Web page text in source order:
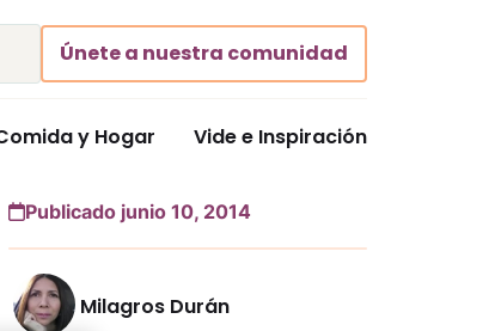
Únete a nuestra comunidad
y Hogar Vide e Inspiración
Publicado junio 10, 2014
Milagros Durán